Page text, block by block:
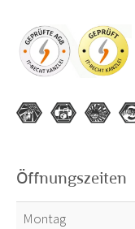
Öffnungszeiten
Montag